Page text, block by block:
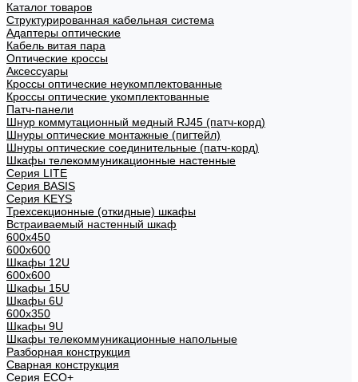
Каталог товаров
Структурированная кабельная система
Адаптеры оптические
Кабель витая пара
Оптические кроссы
Аксессуары
Кроссы оптические неукомплектованные
Кроссы оптические укомплектованные
Патч-панели
Шнур коммутационный медный RJ45 (патч-корд)
Шнуры оптические монтажные (пигтейл)
Шнуры оптические соединительные (патч-корд)
Шкафы телекоммуникационные настенные
Cерия LITE
Cерия BASIS
Cерия KEYS
Трехсекционные (откидные) шкафы
Встраиваемый настенный шкаф
600x450
600x600
Шкафы 12U
600x600
Шкафы 15U
Шкафы 6U
600x350
Шкафы 9U
Шкафы телекоммуникационные напольные
Разборная конструкция
Сварная конструкция
Серия ECO+